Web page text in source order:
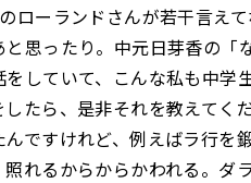
ローランドさんが若干言え
思ったり。中元日芽香の「
していて、こんな私も中学
たら、是非それを教えてく
ですけれど、例えばラ行を
れるからからかわれる。ダ